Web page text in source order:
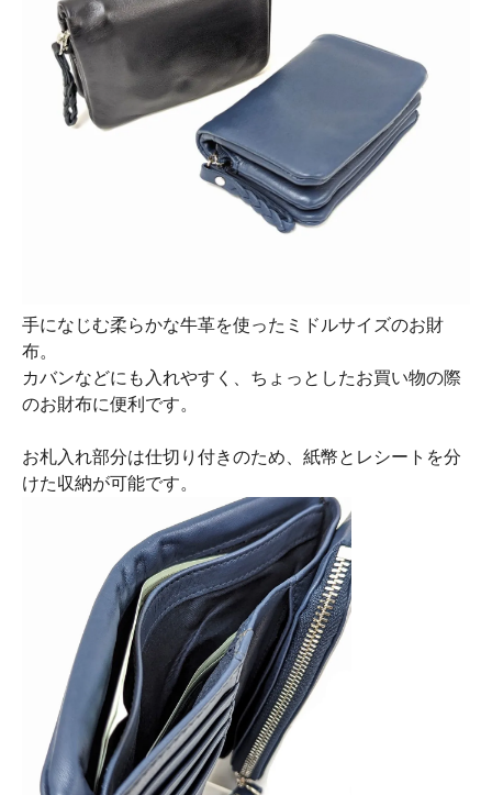
手になじむ柔らかな牛革を使ったミドルサイズのお財
布。
カバンなどにも入れやすく、ちょっとしたお買い物の際
のお財布に便利です。
お札入れ部分は仕切り付きのため、紙幣とレシートを分
けた収納が可能です。